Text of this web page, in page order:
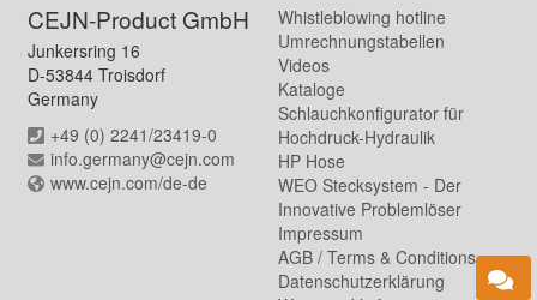
CEJN-Product GmbH
Junkersring 16
D-53844 Troisdorf
Germany
+49 (0) 2241/23419-0
info.germany@cejn.com
www.cejn.com/de-de
Whistleblowing hotline
Umrechnungstabellen
Videos
Kataloge
Schlauchkonfigurator für
Hochdruck-Hydraulik
HP Hose
WEO Stecksystem - Der
Innovative Problemlöser
Impressum
AGB / Terms & Conditions
Datenschutzerklärung